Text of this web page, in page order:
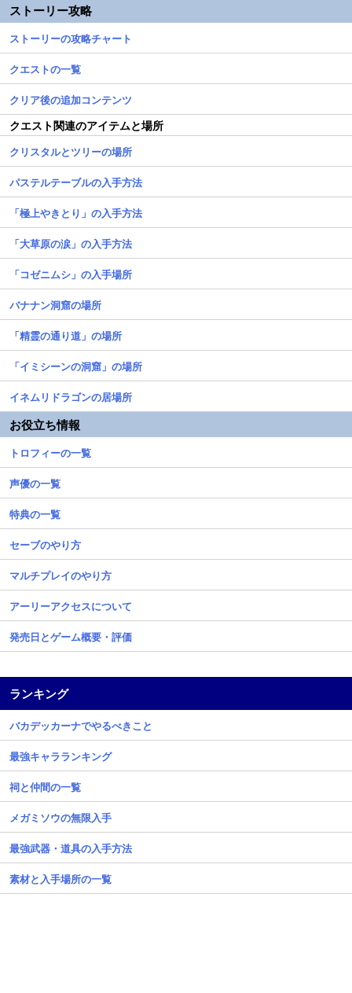
ストーリー攻略
ストーリーの攻略チャート
クエストの一覧
クリア後の追加コンテンツ
クエスト関連のアイテムと場所
クリスタルとツリーの場所
パステルテーブルの入手方法
「極上やきとり」の入手方法
「大草原の涙」の入手方法
「コゼニムシ」の入手場所
バナナン洞窟の場所
「精霊の通り道」の場所
「イミシーンの洞窟」の場所
イネムリドラゴンの居場所
お役立ち情報
トロフィーの一覧
声優の一覧
特典の一覧
セーブのやり方
マルチプレイのやり方
アーリーアクセスについて
発売日とゲーム概要・評価
ランキング
バカデッカーナでやるべきこと
最強キャラランキング
祠と仲間の一覧
メガミソウの無限入手
最強武器・道具の入手方法
素材と入手場所の一覧